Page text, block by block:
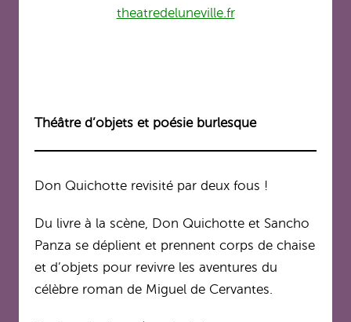
theatredeluneville.fr
Théâtre d’objets et poésie burlesque
Don Quichotte revisité par deux fous !
Du livre à la scène, Don Quichotte et Sancho
Panza se déplient et prennent corps de chaise
et d’objets pour revivre les aventures du
célèbre roman de Miguel de Cervantes.